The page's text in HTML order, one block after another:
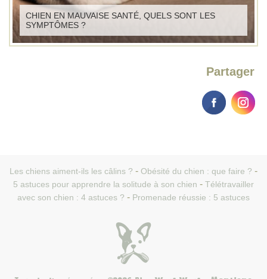
CHIEN EN MAUVAISE SANTÉ, QUELS SONT LES
SYMPTÔMES ?
Partager
Les chiens aiment-ils les câlins ?
Obésité du chien : que faire ?
5 astuces pour apprendre la solitude à son chien
Télétravailler
avec son chien : 4 astuces ?
Promenade réussie : 5 astuces